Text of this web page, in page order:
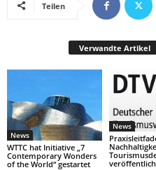
Teilen
Verwandte Artikel
News
WTTC hat Initiative „7
Contemporary Wonders
of the World“ gestartet
News